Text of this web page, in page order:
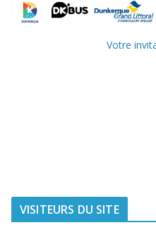
Votre
VISITEURS DU SITE